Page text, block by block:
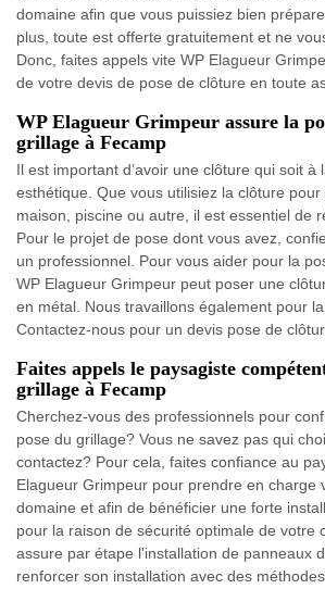
domaine afin que vous puissiez bien
plus, toute est offerte gratuitement et ne
Donc, faites appels vite WP Elagueur
de votre devis de pose de clôture en toute
WP Elagueur Grimpeur assure la
grillage à Fecamp
Il est important d’avoir une clôture qui soit à
esthétique. Que vous utilisiez la clôture
maison, piscine ou autre, il est essentiel de
Pour le projet de pose dont vous avez,
un professionnel. Pour vous aider pour la
WP Elagueur Grimpeur peut poser une
en métal. Nous travaillons également pour
Contactez-nous pour un devis pose de
Faites appels le paysagiste
grillage à Fecamp
Cherchez-vous des professionnels pour
pose du grillage? Vous ne savez pas qui
contactez? Pour cela, faites confiance au
Elagueur Grimpeur pour prendre en charge
domaine et afin de bénéficier une forte
pour la raison de sécurité optimale de votre
assure par étape l'installation de panneaux
renforcer son installation avec des